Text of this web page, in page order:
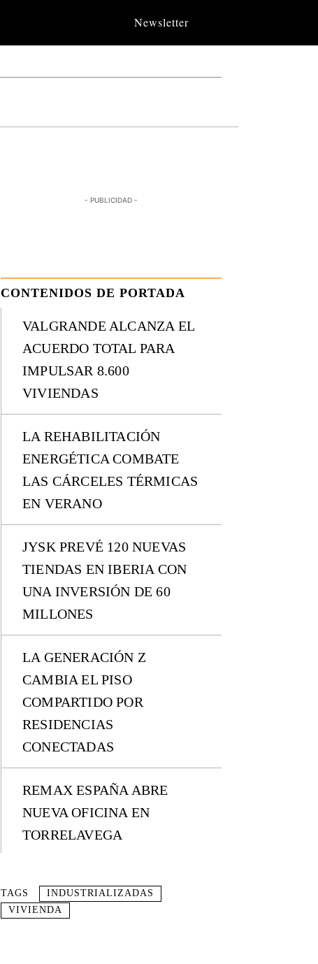
Newsletter
- PUBLICIDAD -
CONTENIDOS DE PORTADA
VALGRANDE ALCANZA EL
ACUERDO TOTAL PARA
IMPULSAR 8.600
VIVIENDAS
LA REHABILITACIÓN
ENERGÉTICA COMBATE
LAS CÁRCELES TÉRMICAS
EN VERANO
JYSK PREVÉ 120 NUEVAS
TIENDAS EN IBERIA CON
UNA INVERSIÓN DE 60
MILLONES
LA GENERACIÓN Z
CAMBIA EL PISO
COMPARTIDO POR
RESIDENCIAS
CONECTADAS
REMAX ESPAÑA ABRE
NUEVA OFICINA EN
TORRELAVEGA
TAGS
INDUSTRIALIZADAS
VIVIENDA